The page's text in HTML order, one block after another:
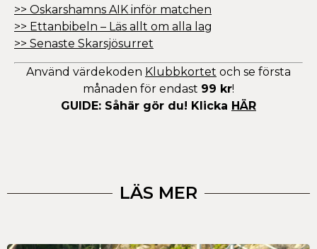
>> Oskarshamns AIK inför matchen
>> Ettanbibeln – Läs allt om alla lag
>> Senaste Skarsjösurret
Använd värdekoden Klubbkortet och se första
månaden för endast 99 kr!
GUIDE: Såhär gör du! Klicka HÄR
LÄS MER